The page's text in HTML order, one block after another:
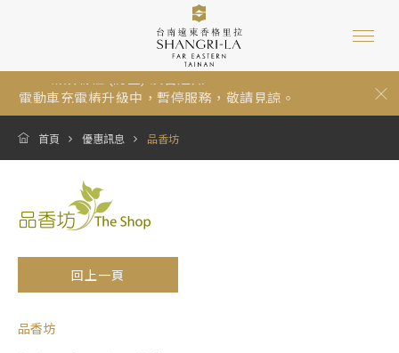
回上一頁
品香坊
首頁 優惠訊息 品香坊
自備個人衛生用品，一起守護地球永續
芳療設備裝修中，預計8月25日啟用。
2026城鎮韌性 (防空) 演習通知
電動車充電樁升級中，暫停服務，敬請見諒。
停車資訊：停車位視現場供應狀況提供，採先到先停...
環保旅館台南遠東香格里拉永續發展再獲「GTS綠色...
自備個人衛生用品，一起守護地球永續
芳療設備裝修中，預計8月25日啟用。